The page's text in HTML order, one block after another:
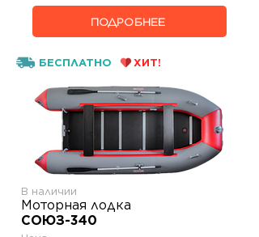
ПОДРОБНЕЕ
Моторная лодка
СОЮЗ-340
В наличии
БЕСПЛАТНО ХИТ!